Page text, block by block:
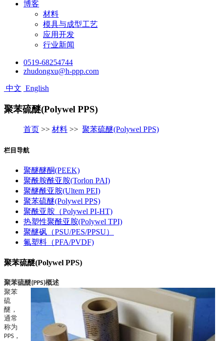
博客
材料
模具与成型工艺
应用开发
行业新闻
0519-68254744
zhudongxu@h-ppp.com
中文 English
聚苯硫醚(Polywel PPS)
首页 >> 材料 >> 聚苯硫醚(Polywel PPS)
栏目导航
聚醚醚酮(PEEK)
聚酰胺酰亚胺(Torlon PAI)
聚醚酰亚胺(Ultem PEI)
聚苯硫醚(Polywel PPS)
聚酰亚胺（Polywel PI-HT)
热塑性聚酰亚胺(Polywel TPI)
聚醚砜（PSU/PES/PPSU）
氟塑料（PFA/PVDF)
聚苯硫醚(Polywel PPS)
聚苯硫醚(PPS)概述
聚苯
硫
醚，
通常
称为
PPS ，